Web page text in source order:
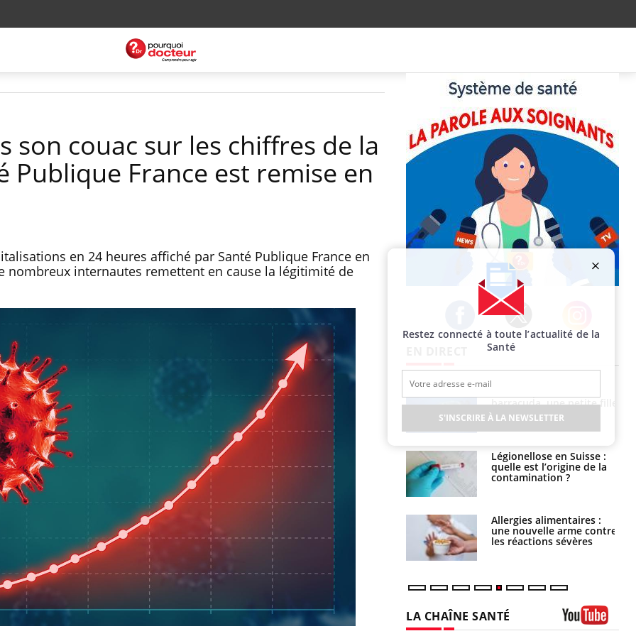
son couac sur les chiffres de la
Publique France est remise en
en 24 heures affiché par Santé Publique France en
nombreux internautes remettent en cause la légitimité de
Facebook Twitter Instagram
pourquoi le risque de
noyade grimpe-t-il ?
Le Viagra pourrait-il
freiner la propagation du
Pourquoi manger moins
de protéines pourrait
finalement être bénéfique
Grossesse et chaleur : ce
que dit la science
Le smartphone nuit-il à
l'apprentissage de la
Mordue par une tique en
vacances, elle reste dans
le coma pendant 42 jours
barracuda, une petite fille
secourue grâce à un
réflexe essentiel
Légionellose en Suisse :
quelle est l’origine de la
contamination ?
Allergies alimentaires :
une nouvelle arme contre
les réactions sévères
Restez connecté à toute l’actualité de la
Santé
S'INSCRIRE À LA NEWSLETTER